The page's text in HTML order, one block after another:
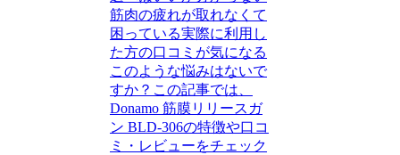
筋肉の疲れが取れなくて
困っている実際に利用し
た方の口コミが気になる
このような悩みはないで
すか？この記事では、
Donamo 筋膜リリースガ
ン BLD-306の特徴や口コ
ミ・レビューをチェック